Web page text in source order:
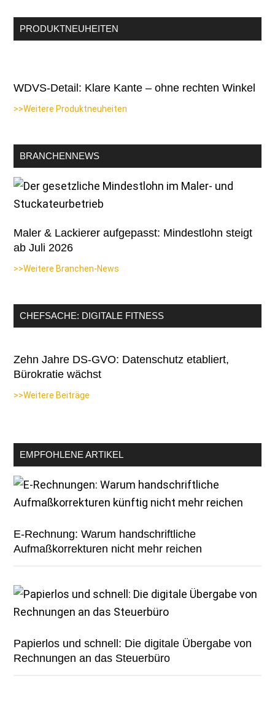
PRODUKTNEUHEITEN
WDVS-Detail: Klare Kante – ohne rechten Winkel
>>Weitere Produktneuheiten
BRANCHENNEWS
Maler & Lackierer aufgepasst: Mindestlohn steigt
ab Juli 2026
>>Weitere Branchen-News
CHEFSACHE: DIGITALE FITNESS
Zehn Jahre DS-GVO: Datenschutz etabliert,
Bürokratie wächst
>>Weitere Beiträge
EMPFOHLENE ARTIKEL
E-Rechnung: Warum handschriftliche
Aufmaßkorrekturen nicht mehr reichen
Papierlos und schnell: Die digitale Übergabe von
Rechnungen an das Steuerbüro